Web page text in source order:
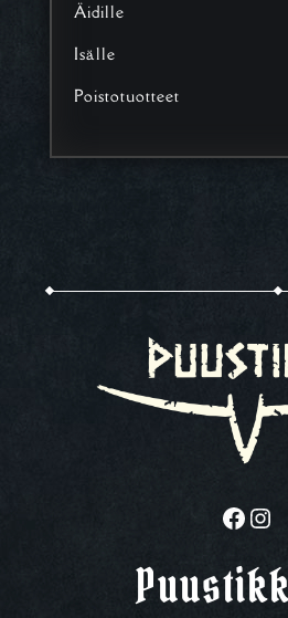
Äidille
Isälle
Poistotuotteet
Facebook Instagram